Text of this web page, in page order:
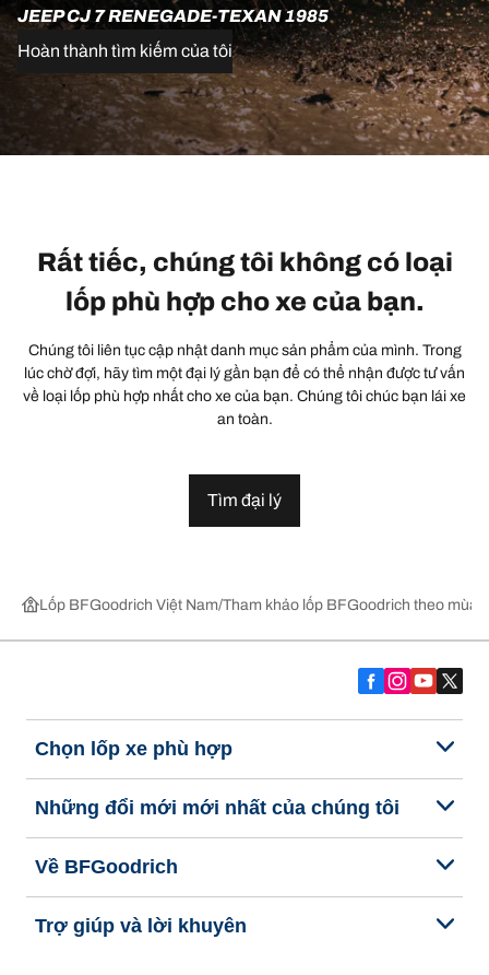
JEEP CJ 7 RENEGADE-TEXAN 1985
Hoàn thành tìm kiếm của tôi
Rất tiếc, chúng tôi không có loại
lốp phù hợp cho xe của bạn.
Chúng tôi liên tục cập nhật danh mục sản phẩm của mình. Trong
lúc chờ đợi, hãy tìm một đại lý gần bạn để có thể nhận được tư vấn
về loại lốp phù hợp nhất cho xe của bạn. Chúng tôi chúc bạn lái xe
an toàn.
Tìm đại lý
Lốp BFGoodrich Việt Nam Tham khảo lốp BFGoodrich theo
Chọn lốp xe phù hợp
Những đổi mới mới nhất của chúng tôi
Về BFGoodrich
Trợ giúp và lời khuyên